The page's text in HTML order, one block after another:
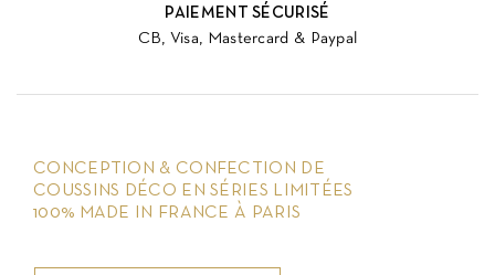
PAIEMENT SÉCURISÉ
CB, Visa, Mastercard & Paypal
CONCEPTION & CONFECTION DE
COUSSINS DÉCO EN SÉRIES LIMITÉES
100% MADE IN FRANCE À PARIS